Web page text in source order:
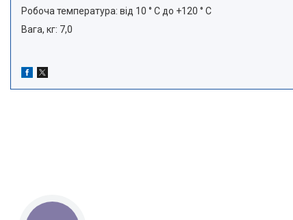
Робоча температура: від 10 ° С до +120 ° С
Вага, кг: 7,0